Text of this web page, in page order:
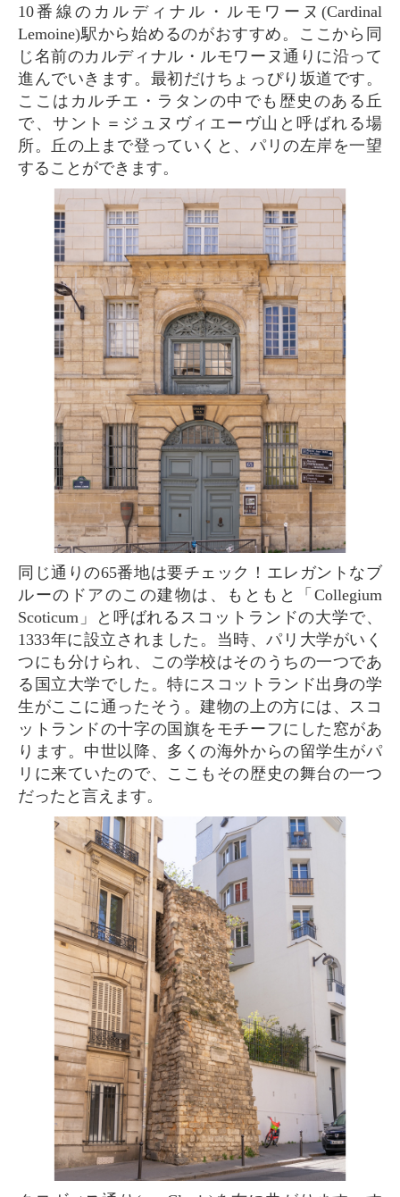
10番線のカルディナル・ルモワーヌ(Cardinal
Lemoine)駅から始めるのがおすすめ。ここから同
じ名前のカルディナル・ルモワーヌ通りに沿って
進んでいきます。最初だけちょっぴり坂道です。
ここはカルチエ・ラタンの中でも歴史のある丘
で、サント＝ジュヌヴィエーヴ山と呼ばれる場
所。丘の上まで登っていくと、パリの左岸を一望
することができます。
同じ通りの65番地は要チェック！エレガントなブ
ルーのドアのこの建物は、もともと「Collegium
Scoticum」と呼ばれるスコットランドの大学で、
1333年に設立されました。当時、パリ大学がいく
つにも分けられ、この学校はそのうちの一つであ
る国立大学でした。特にスコットランド出身の学
生がここに通ったそう。建物の上の方には、スコ
ットランドの十字の国旗をモチーフにした窓があ
ります。中世以降、多くの海外からの留学生がパ
リに来ていたので、ここもその歴史の舞台の一つ
だったと言えます。